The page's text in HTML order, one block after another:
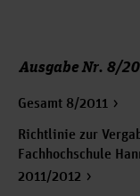
Ausgabe Nr. 8/
Gesamt 8/2011
Richtlinie zur
Fachhochschule
2011/2012